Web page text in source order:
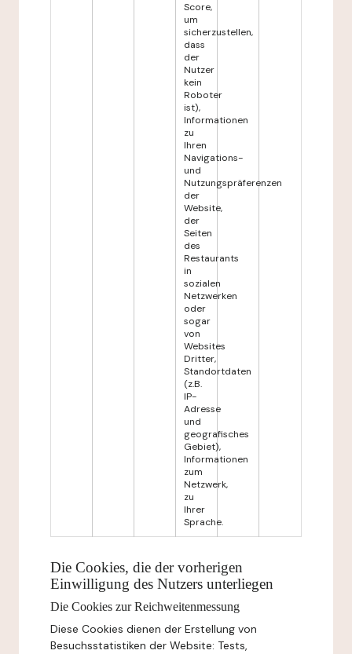
Score,
um
sicherzustellen,
dass
der
Nutzer
kein
Roboter
ist),
Informationen
zu
Ihren
Navigations-
und
Nutzungspräferenzen
der
Website,
der
Seiten
des
Restaurants
in
sozialen
Netzwerken
oder
sogar
von
Websites
Dritter,
Standortdaten
(z.B.
IP-
Adresse
und
geografisches
Gebiet),
Informationen
zum
Netzwerk,
zu
Ihrer
Sprache.
Die Cookies, die der vorherigen
Einwilligung des Nutzers unterliegen
Die Cookies zur Reichweitenmessung
Diese Cookies dienen der Erstellung von
Besuchsstatistiken der Website: Tests,